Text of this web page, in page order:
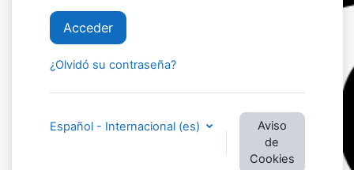
Acceder
¿Olvidó su contraseña?
Español - Internacional ‎(es)‎
Aviso
de
Cookies